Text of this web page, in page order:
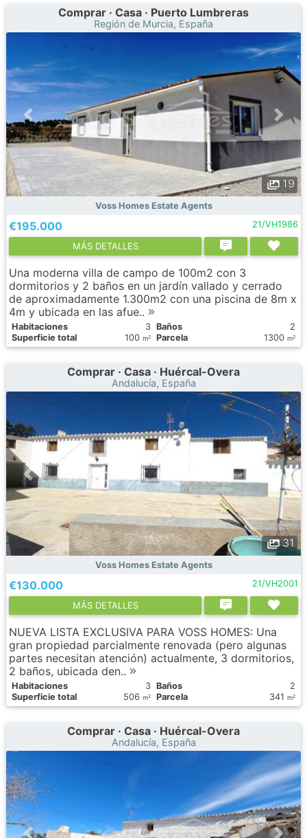
Comprar · Casa · Puerto Lumbreras
Región de Murcia, España
19
Voss Homes Estate Agents
€195.000 21/VH1986
МÁS DETALLES
Una moderna villa de campo de 100m2 con 3
dormitorios y 2 baños en un jardín vallado y cerrado
de aproximadamente 1.300m2 con una piscina de 8m x
4m y ubicada en las afue..
Habitaciones 3 Baños
2
Superficie total
100 m2 Parcela 1300 m2
Comprar · Casa · Huércal-Overa
Andalucía, España
31
Voss Homes Estate Agents
€130.000 21/VH2001
МÁS DETALLES
NUEVA LISTA EXCLUSIVA PARA VOSS HOMES: Una
gran propiedad parcialmente renovada (pero algunas
partes necesitan atención) actualmente, 3 dormitorios,
2 baños, ubicada den..
Habitaciones 3 Baños
2
Superficie total
506 m2 Parcela 341 m2
Comprar · Casa · Huércal-Overa
Andalucía, España